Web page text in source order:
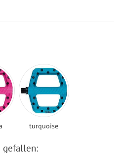
turquoise
gefallen: